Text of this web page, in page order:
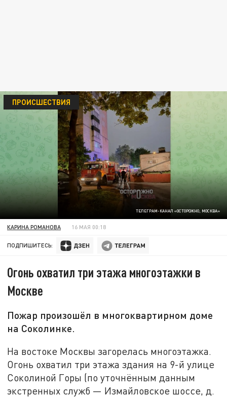
ТЕЛЕГРАМ-КАНАЛ «ОСТОРОЖНО, МОСКВА»
ПРОИСШЕСТВИЯ
КАРИНА РОМАНОВА 16 МАЯ 00:18
ПОДПИШИТЕСЬ:
Огонь охватил три этажа многоэтажки в
Москве
Пожар произошёл в многоквартирном доме
на Соколинке.
На востоке Москвы загорелась многоэтажка.
Огонь охватил три этажа здания на 9-й улице
Соколиной Горы (по уточнённым данным
экстренных служб — Измайловское шоссе, д.